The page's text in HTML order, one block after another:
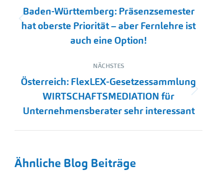
Vorheriger
Beitrag:
Baden-Württemberg: Präsenzsemester
hat oberste Priorität – aber Fernlehre ist
auch eine Option!
NÄCHSTES
Nächster
Beitrag:
Österreich: FlexLEX-Gesetzessammlung
WIRTSCHAFTSMEDIATION für
Unternehmensberater sehr interessant
Ähnliche Blog Beiträge